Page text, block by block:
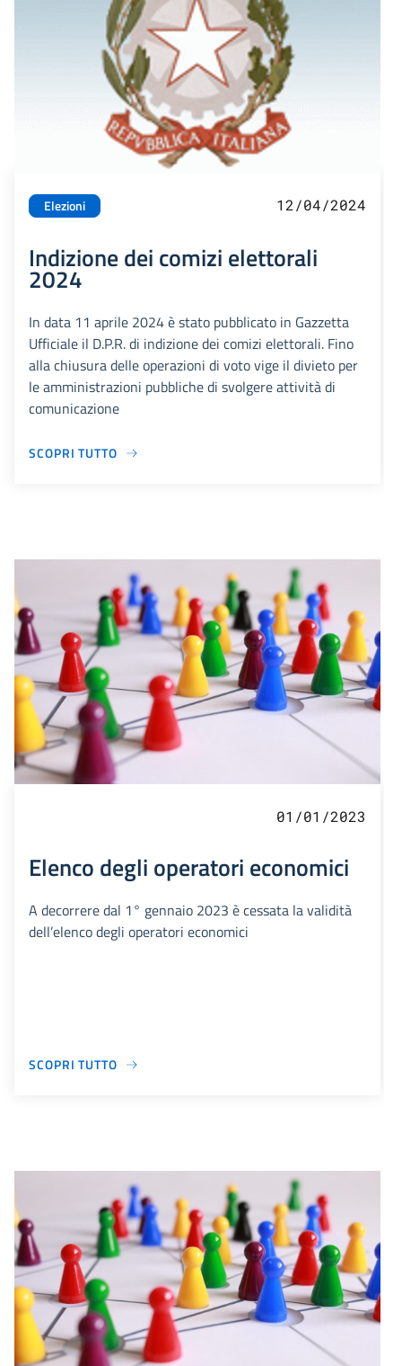
Elezioni 12/04/2024
Indizione dei comizi elettorali
2024
In data 11 aprile 2024 è stato pubblicato in Gazzetta
Ufficiale il D.P.R. di indizione dei comizi elettorali. Fino
alla chiusura delle operazioni di voto vige il divieto per
le amministrazioni pubbliche di svolgere attività di
comunicazione
SCOPRI TUTTO
01/01/2023
Elenco degli operatori economici
A decorrere dal 1° gennaio 2023 è cessata la validità
dell’elenco degli operatori economici
SCOPRI TUTTO